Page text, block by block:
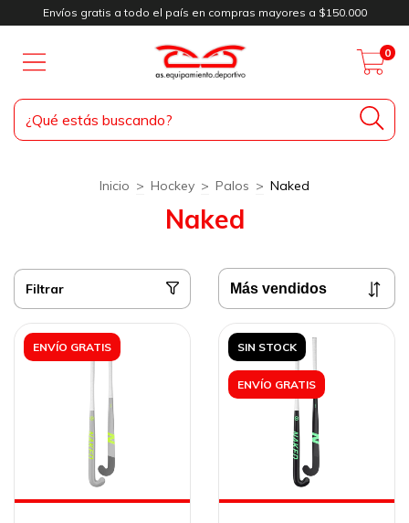
Envíos gratis a todo el país en compras mayores a $150.000
0
Inicio > Hockey > Palos > Naked
Naked
Filtrar
ENVÍO GRATIS SIN STOCK
ENVÍO GRATIS